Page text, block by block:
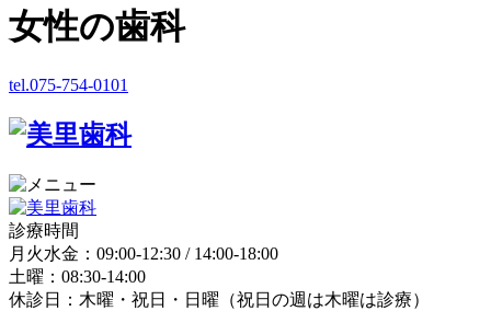
女性の歯科
tel.075-754-0101
診療時間
月火水金：09:00-12:30 / 14:00-18:00
土曜：08:30-14:00
休診日：木曜・祝日・日曜（祝日の週は木曜は診療）